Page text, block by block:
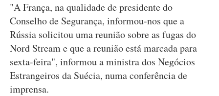
"A França, na qualidade de presidente do
Conselho de Segurança, informou-nos que a
Rússia solicitou uma reunião sobre as fugas do
Nord Stream e que a reunião está marcada para
sexta-feira", informou a ministra dos Negócios
Estrangeiros da Suécia, numa conferência de
imprensa.